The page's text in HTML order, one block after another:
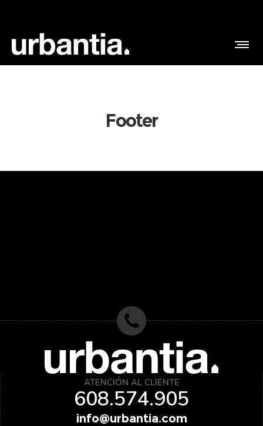
Footer
ATENCIÓN AL CLIENTE
608.574.905
info@urbantia.com